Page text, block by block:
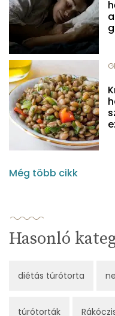
Még több cikk
Hasonló
diétás túrótorta
túrótorták